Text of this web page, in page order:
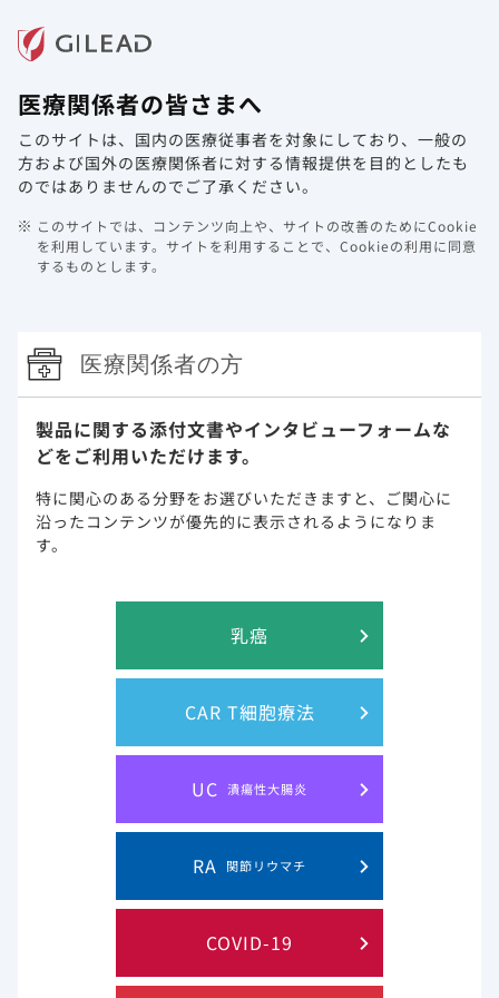
ホーム 製品情報
メディカルニュースを更新しました。
2024年2月8日 Hepatitis
肝疾患領域のメディカルニュースを更新しました。
このウェブサイト上に含まれる情報は、医師または薬剤師による指導に
代わるものではございません。
サイトマップ
医療関係者の皆さまへ
このサイトは、国内の医療従事者を対象にしており、 一般の
方および国外の医療関係者に対する情報提供を目的としたも
のではありませんのでご了承ください。
このサイトでは、コンテンツ向上や、サイトの改善のためにCookie
を利用しています。 サイトを利用することで、Cookieの利用に同意
するものとします。
医療関係者の方
製品に関する添付文書やインタビューフォームな
どをご利用いただけます。
特に関心のある分野をお選びいただきますと、 ご関心に
沿ったコンテンツが優先的に表示されるようになりま
す。
乳癌
CAR T細胞療法
UC 潰瘍性大腸炎
RA 関節リウマチ
COVID-19